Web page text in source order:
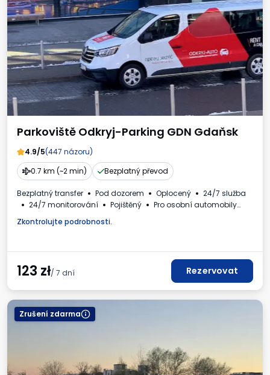
Parkoviště Odkryj-Parking GDN Gdaňsk
4.9/5(447 názoru)
0.7 km (~2 min)
Bezplatný převod
Bezplatný transfer Pod dozorem Oplocený
24/7 služba
24/7 monitorování
Pojištěný
Pro osobní automobily
Zkontrolujte podrobnosti.
123 zł/ 7 dní Rezervovat
Zrušení zdarma